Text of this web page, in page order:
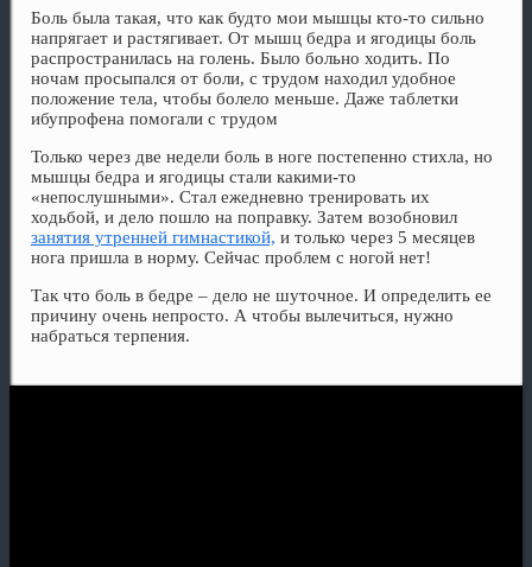
Боль была такая, что как будто мои мышцы кто-то сильно
напрягает и растягивает. От мышц бедра и ягодицы боль
распространилась на голень. Было больно ходить. По
ночам просыпался от боли, с трудом находил удобное
положение тела, чтобы болело меньше. Даже таблетки
ибупрофена помогали с трудом
Только через две недели боль в ноге постепенно стихла, но
мышцы бедра и ягодицы стали какими-то
«непослушными». Стал ежедневно тренировать их
ходьбой, и дело пошло на поправку. Затем возобновил
занятия утренней гимнастикой, и только через 5 месяцев
нога пришла в норму. Сейчас проблем с ногой нет!
Так что боль в бедре – дело не шуточное. И определить ее
причину очень непросто. А чтобы вылечиться, нужно
набраться терпения.